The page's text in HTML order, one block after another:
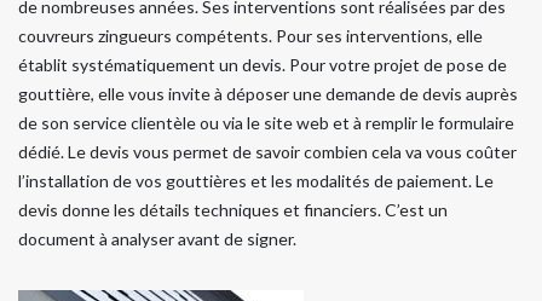
de nombreuses années. Ses interventions sont réalisées par des
couvreurs zingueurs compétents. Pour ses interventions, elle
établit systématiquement un devis. Pour votre projet de pose de
gouttière, elle vous invite à déposer une demande de devis auprès
de son service clientèle ou via le site web et à remplir le formulaire
dédié. Le devis vous permet de savoir combien cela va vous coûter
l’installation de vos gouttières et les modalités de paiement. Le
devis donne les détails techniques et financiers. C’est un
document à analyser avant de signer.